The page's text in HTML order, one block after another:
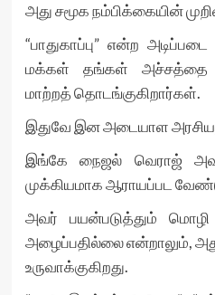
அது சமூக நம்பிக்கையின்
“பாதுகாப்பு” என்ற
மக்கள் தங்கள் அச்சத்தை
மாற்றத் தொடங்குகிறார்கள்.
இதுவே இன அடையாள
இங்கே நைஜல் வெராஜ்
முக்கியமாக ஆராயப்பட
அவர் பயன்படுத்தும் மொழி
அழைப்பதில்லை என்றாலும்,
உருவாக்குகிறது.